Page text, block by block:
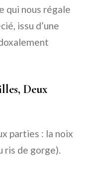
qui nous régale
issu d’une
Deux
parties : la noix
ris de gorge).